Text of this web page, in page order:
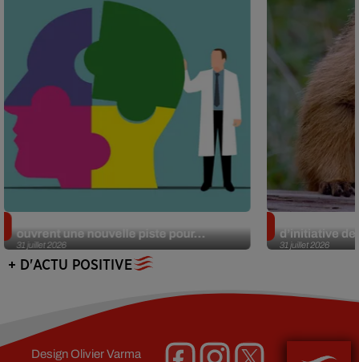
31 juillet 2026
ouvrent une nouvelle piste pour...
31 juillet 2026
d’initiative
+ D'ACTU POSITIVE
DesignOlivier Varma